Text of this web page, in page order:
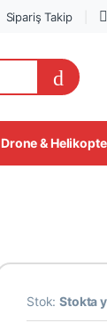
Sipariş Takip
Drone &
Stok:Stokta